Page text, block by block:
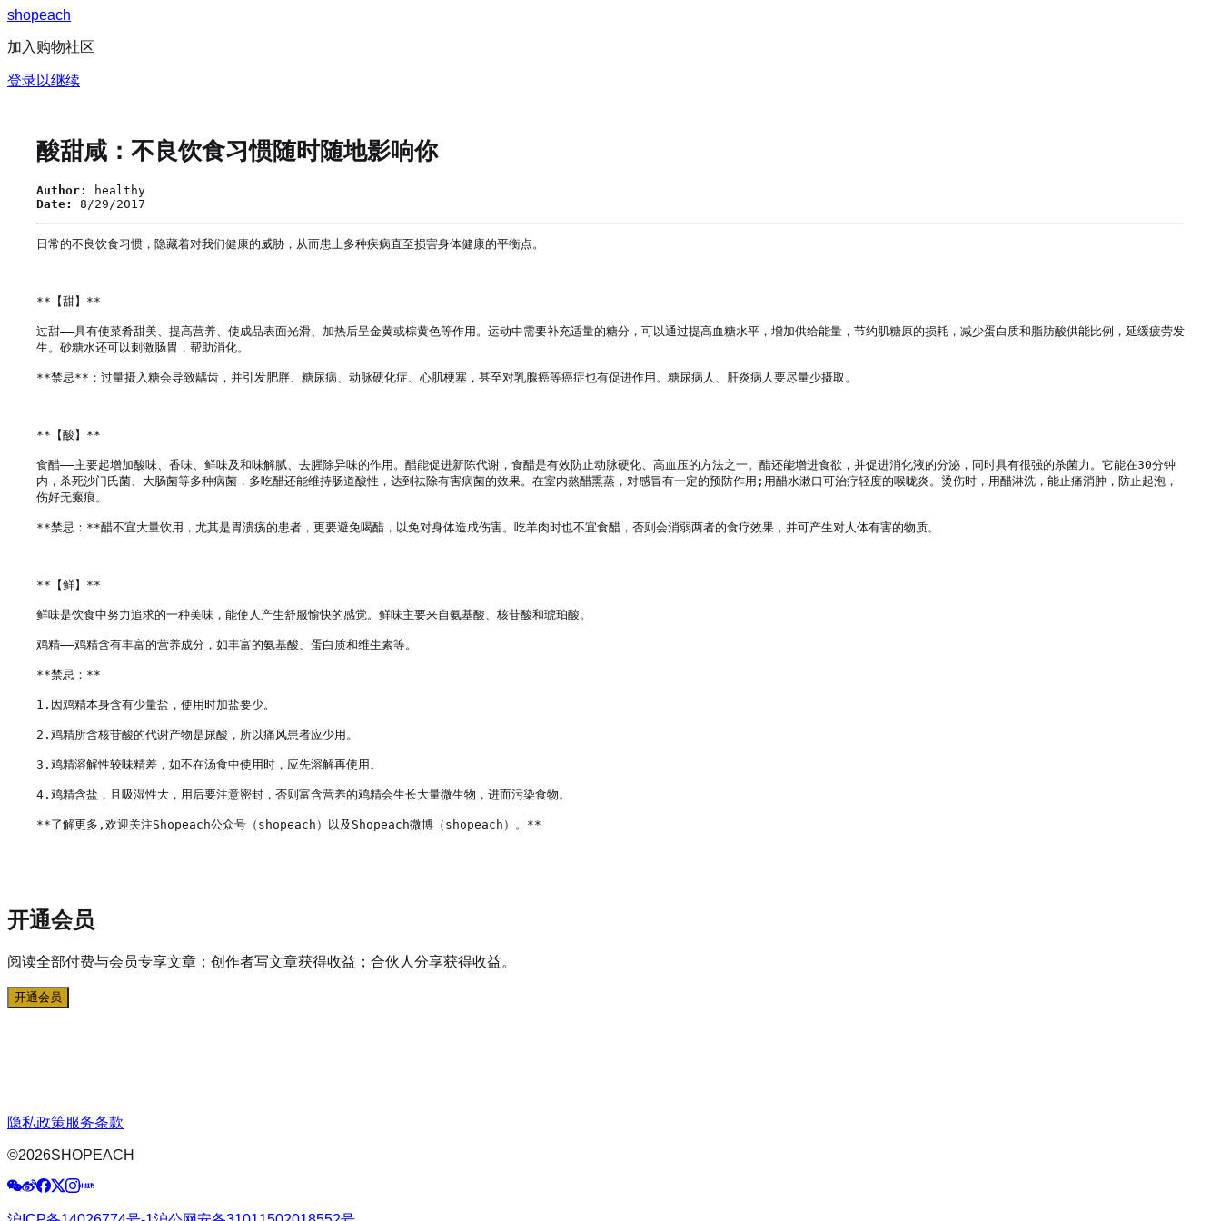
shopeach
加入购物社区
登录以继续
酸甜咸：不良饮食习惯随时随地影响你
Author:
healthy
Date:
8/29/2017
日常的不良饮食习惯，隐藏着对我们健康的威胁，从而患上多种疾病直至损害身体健康的平衡点。
**【甜】**
过甜——具有使菜肴甜美、提高营养、使成品表面光滑、加热后呈金黄或棕黄色等作用。运动中需要补充适量的糖分，可以通过提高血糖水平，增加供给能量，节约肌糖原的损耗，减少蛋白质和脂肪酸供能比例，延缓疲劳发
生。砂糖水还可以刺激肠胃，帮助消化。
**禁忌**：过量摄入糖会导致龋齿，并引发肥胖、糖尿病、动脉硬化症、心肌梗塞，甚至对乳腺癌等癌症也有促进作用。糖尿病人、肝炎病人要尽量少摄取。
**【酸】**
食醋——主要起增加酸味、香味、鲜味及和味解腻、去腥除异味的作用。醋能促进新陈代谢，食醋是有效防止动脉硬化、高血压的方法之一。醋还能增进食欲，并促进消化液的分泌，同时具有很强的杀菌力。它能在30分钟
内，杀死沙门氏菌、大肠菌等多种病菌，多吃醋还能维持肠道酸性，达到祛除有害病菌的效果。在室内熬醋熏蒸，对感冒有一定的预防作用;用醋水漱口可治疗轻度的喉咙炎。烫伤时，用醋淋洗，能止痛消肿，防止起泡，
伤好无瘢痕。
**禁忌：**醋不宜大量饮用，尤其是胃溃疡的患者，更要避免喝醋，以免对身体造成伤害。吃羊肉时也不宜食醋，否则会消弱两者的食疗效果，并可产生对人体有害的物质。
**【鲜】**
鲜味是饮食中努力追求的一种美味，能使人产生舒服愉快的感觉。鲜味主要来自氨基酸、核苷酸和琥珀酸。
鸡精——鸡精含有丰富的营养成分，如丰富的氨基酸、蛋白质和维生素等。
**禁忌：**
1.因鸡精本身含有少量盐，使用时加盐要少。
2.鸡精所含核苷酸的代谢产物是尿酸，所以痛风患者应少用。
3.鸡精溶解性较味精差，如不在汤食中使用时，应先溶解再使用。
4.鸡精含盐，且吸湿性大，用后要注意密封，否则富含营养的鸡精会生长大量微生物，进而污染食物。
**了解更多,欢迎关注Shopeach公众号（shopeach）以及Shopeach微博（shopeach）。**
开通会员
阅读全部付费与会员专享文章；创作者写文章获得收益；合伙人分享获得收益。
开通会员
隐私政策服务条款
©2026SHOPEACH